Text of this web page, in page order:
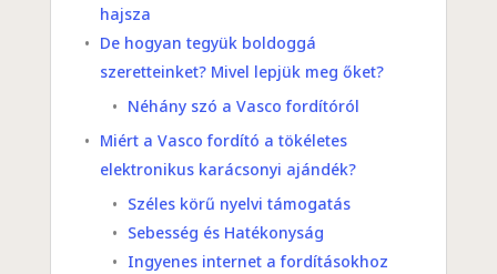
hajsza
De hogyan tegyük boldoggá
szeretteinket? Mivel lepjük meg őket?
Néhány szó a Vasco fordítóról
Miért a Vasco fordító a tökéletes
elektronikus karácsonyi ajándék?
Széles körű nyelvi támogatás
Sebesség és Hatékonyság
Ingyenes internet a fordításokhoz